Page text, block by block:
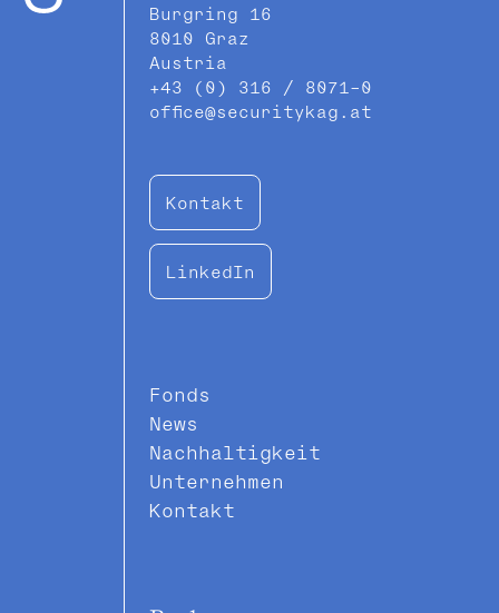
Burgring 16
8010 Graz
Austria
+43 (0) 316 / 8071-0
office@securitykag.at
Kontakt
LinkedIn
Fonds
News
Nachhaltigkeit
Unternehmen
Kontakt